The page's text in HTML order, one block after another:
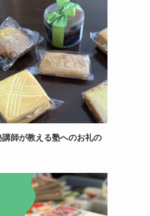
講師が教える塾へのお礼の